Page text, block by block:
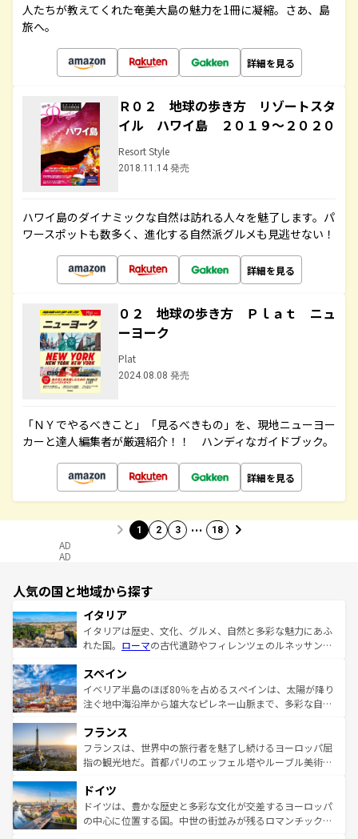
人たちが教えてくれた奄美大島の魅力を1冊に凝縮。さあ、島
旅へ。
詳細を見る
Ｒ０２ 地球の歩き方 リゾートスタ
イル ハワイ島 ２０１９～２０２０
Resort Style
2018.11.14 発売
ハワイ島のダイナミックな自然は訪れる人々を魅了します。パ
ワースポットも数多く、進化する自然派グルメも見逃せない！
詳細を見る
０２ 地球の歩き方 Ｐｌａｔ ニュ
ーヨーク
Plat
2024.08.08 発売
「ＮＹでやるべきこと」「見るべきもの」を、現地ニューヨー
カーと達人編集者が厳選紹介！！ ハンディなガイドブック。
詳細を見る
1 2 3 … 18
AD
AD
人気の国と地域から探す
イタリア
イタリアは歴史、文化、グルメ、自然と多彩な魅力にあふ
れた国。 ローマの古代遺跡やフィレンツェのルネッサンス
ろん、トスカーナの美しい田園風景やアマルフィ海岸の絶
景など、自然景観も見逃せない。観光の合間には、本場の
ピザやパスタなど、絶品のイタリア料理を堪能することも
ませてくれるイタリアで、忘れられない旅をしてみよう！
なお、新着のイタリア情報はコンテンツ一覧 を参照してほ
しい。
スペイン
イベリア半島のほぼ80％を占めるスペインは、太陽が降り
注ぐ地中海沿岸から雄大なピレネー山脈まで、多彩な自然
文化が根付くこの国では、情熱的なフラメンコ、熱気あふ
れる闘牛、そして美味しいタパスが生活の一部となってい
る。首都マドリードの洗練された雰囲気や、バルセロナの
の城塞都市、穏やかなビーチリゾートまで多彩な表情を見
せる。地方によって風土や気候が異なるスペインはその個
性で訪れる人を魅了する。 なお、新着のスペイン情報はコ
フランス
フランスは、世界中の旅行者を魅了し続けるヨーロッパ屈
指の観光地だ。首都パリのエッフェル塔やルーブル美術館
で、幅広い魅力が詰まっている。華麗な宮殿、歴史的な大
聖堂、美しいビーチ、そして豊かな自然が、訪れる者を心
から魅了する。また、フランスは美食の国としても知ら
ドイツ
ドイツは、豊かな歴史と多彩な文化が交差するヨーロッパ
の中心に位置する国。中世の街並みが残るロマンチック街